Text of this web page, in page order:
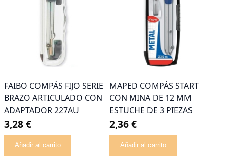
FAIBO COMPÁS FIJO SERIE
BRAZO ARTICULADO CON
ADAPTADOR 227AU
3,28 €
Añadir al carrito
MAPED COMPÁS START
CON MINA DE 12 MM
ESTUCHE DE 3 PIEZAS
2,36 €
Añadir al carrito